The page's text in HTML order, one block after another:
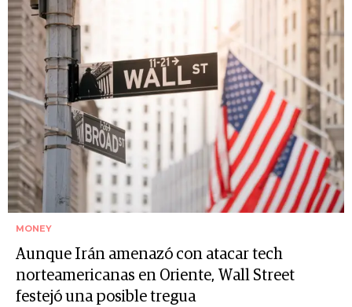
MONEY
Aunque Irán amenazó con atacar tech
norteamericanas en Oriente, Wall Street
festejó una posible tregua